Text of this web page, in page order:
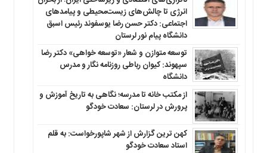
انرژی تا چالش‌های زیست‌محیطی و پیامدهای
اجتماعی: دکتر حسن رضا یوسفوند رئیس اسبق
دانشگاه پیام نور لرستان
توسعه متوازن و شعار «توسعه خواهی» دکتر رضا
سپهوند: کیوان رباطی روزنامه نگار و مدرس
دانشگاه
از مکتب خانه تا مدرسه؛ نگاهی به تاریخ آموزش و
پرورش در لرستان: سعادت خودگو
کهن ترین گزارش از شهر شاپورخواست: به قلم
استاد سعادت خودگو